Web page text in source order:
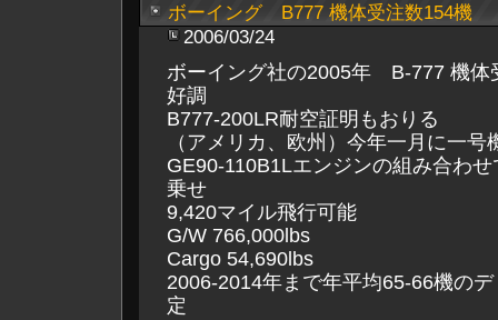
ボーイング B777 機体受注数154機
2006/03/24
ボーイング社の2005年 B-777 機体
好調
B777-200LR耐空証明もおりる
（アメリカ、欧州）今年一月に一号
GE90-110B1Lエンジンの組み合わ
乗せ
9,420マイル飛行可能
G/W 766,000lbs
Cargo 54,690lbs
2006-2014年まで年平均65-66機の
定